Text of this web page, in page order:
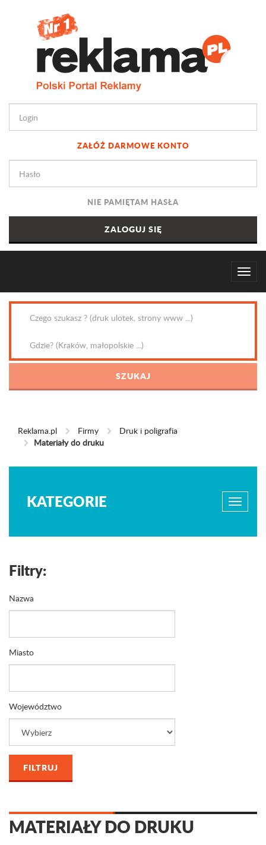
ZAŁÓŻ DARMOWE KONTO
NIE PAMIĘTAM HASŁA
Reklama.pl Firmy
Druk i poligrafia
Materiały do druku
KATEGORIE
Filtry:
Nazwa
Miasto
Województwo
MATERIAŁY DO DRUKU